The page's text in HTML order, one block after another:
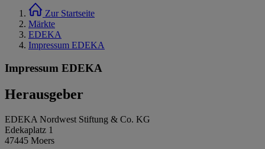
Zur Startseite
Märkte
EDEKA
Impressum EDEKA
Impressum EDEKA
Herausgeber
EDEKA Nordwest Stiftung & Co. KG
Edekaplatz 1
47445 Moers